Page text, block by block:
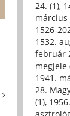
24. (1),
március
1526-
1532.
február
megjele
1941.
28.
(1),